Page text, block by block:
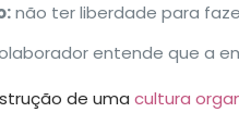
não ter liberdade para
entende que a
de uma cultura